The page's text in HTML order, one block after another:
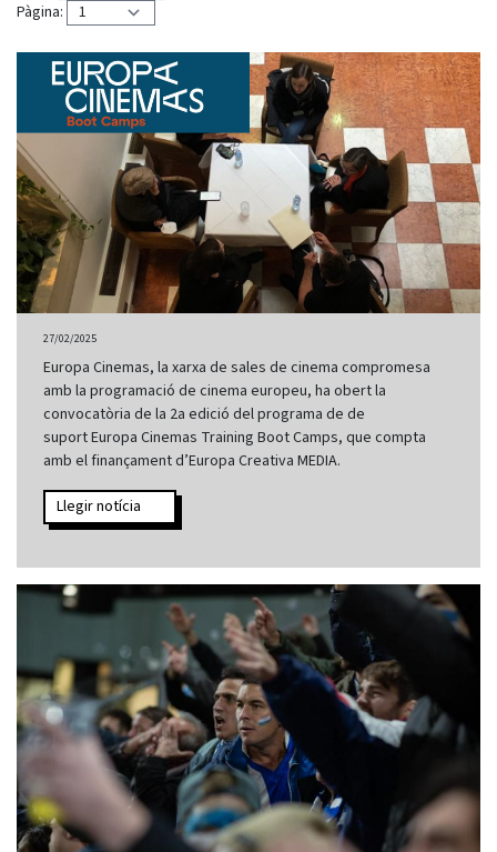
Pàgina:
27/02/2025
Europa Cinemas, la xarxa de sales de cinema compromesa
amb la programació de cinema europeu, ha obert la
convocatòria de la 2a edició del programa de de
suport Europa Cinemas Training Boot Camps, que compta
amb el finançament d’Europa Creativa MEDIA.
Llegir notícia